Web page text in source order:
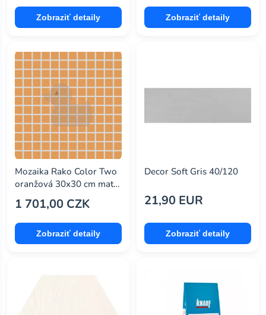
Zobraziť detaily Zobraziť detaily
Mozaika Rako Color Two
oranžová 30x30 cm mat
GDM02150.1
1 701,00 CZK
Zobraziť detaily
Decor Soft Gris 40/120
21,90 EUR
Zobraziť detaily